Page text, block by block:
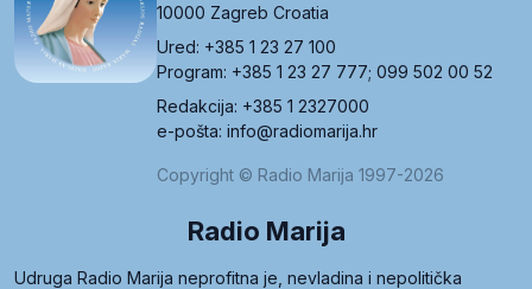
10000 Zagreb Croatia
Ured: +385 1 23 27 100
Program: +385 1 23 27 777; 099 502 00 52
Redakcija: +385 1 2327000
e-pošta: info@radiomarija.hr
Copyright © Radio Marija 1997-2026
Radio Marija
Udruga Radio Marija neprofitna je, nevladina i nepolitička